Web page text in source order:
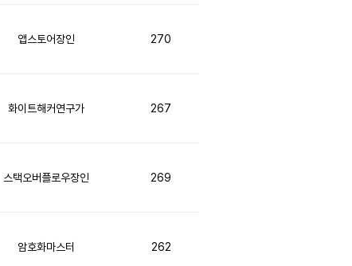
앱스토어장인 270
화이트해커연구가 267
스택오버플로우장인 269
암호화마스터 262